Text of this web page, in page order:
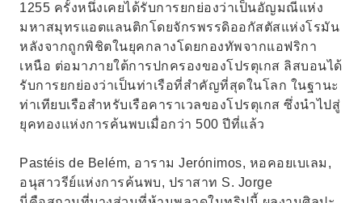
1255 ครั้งหนึ่งเคยได้รับการยกย่องว่าเป็นอัญมณีแห่ง
มหาสมุทรแอตแลนติกโดยจักรพรรดิออกัสตัสแห่งโรมัน
หลังจากถูกพิชิตในยุคกลางโดยกองทัพจากแอฟริกา
เหนือ ต่อมาภายใต้การปกครองของโปรตุเกส ลิสบอนได้
รับการยกย่องว่าเป็นท่าเรือที่สำคัญที่สุดในโลก ในฐานะ
ท่าเทียบเรือสำหรับเรือคาราเวลของโปรตุเกส ซึ่งนำไปสู่
ยุคทองแห่งการค้นพบเมื่อกว่า 500 ปีที่แล้ว
Pastéis de Belém, อาราม Jerónimos, หอคอยเบเลม,
อนุสาวรีย์แห่งการค้นพบ, ปราสาท S. Jorge